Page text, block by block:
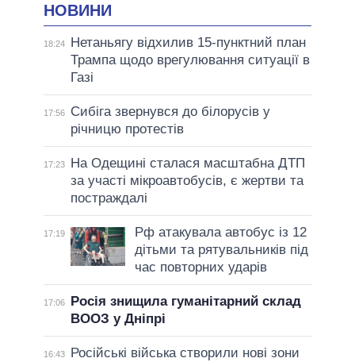
НОВИНИ
18:24
Нетаньягу відхилив 15-пунктний план
Трампа щодо врегулювання ситуації в
Газі
17:56
Сибіга звернувся до білорусів у
річницю протестів
17:23
На Одещині сталася масштабна ДТП
за участі мікроавтобусів, є жертви та
постраждалі
17:19
Рф атакувала автобус із 12
дітьми та рятувальників під
час повторних ударів
17:06
Росія знищила гуманітарний склад
ВООЗ у Дніпрі
16:43
Російські війська створили нові зони